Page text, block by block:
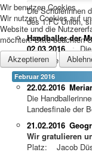
Die Schülerinnen
des 1.FC Union,
Handballer der
02.03.2016
Die
im Finale der
Februar 2016
22.02.2016
Die
Landesfinale der
21.02.2016
Wir gratulieren
Platz: Jacob
Wir benutzen Cookies
Wir nutzen Cookies auf
Website und die
möchten. Bitte beachten
Akzeptieren